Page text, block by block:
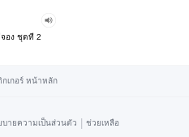
อง ชุดที่ 2
กเกอร์ หน้าหลัก
บายความเป็นส่วนตัว | ช่วยเหลือ